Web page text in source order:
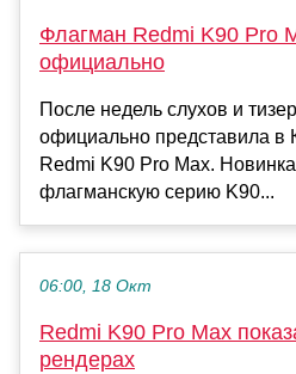
Флагман Redmi K90 Pro
официально
После недель слухов и
официально представила в
Redmi K90 Pro Max.
флагманскую серию K90...
06:00, 18 Окт
Redmi K90 Pro Max
рендерах